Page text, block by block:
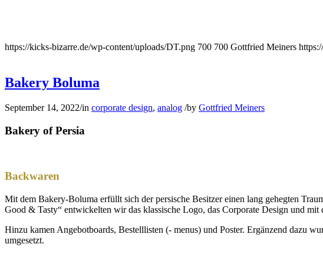
https://kicks-bizarre.de/wp-content/uploads/DT.png 700 700 Gottfried Meiners
Bakery Boluma
September 14, 2022/in corporate design, analog /by Gottfried Meiners
Bakery of Persia
Backwaren
Mit dem Bakery-Boluma erfüllt sich der persische Besitzer einen lang gehegten
Good & Tasty“ entwickelten wir das klassische Logo, das Corporate Design und
Hinzu kamen Angebotboards, Bestelllisten (- menus) und Poster. Ergänzend dazu
umgesetzt.